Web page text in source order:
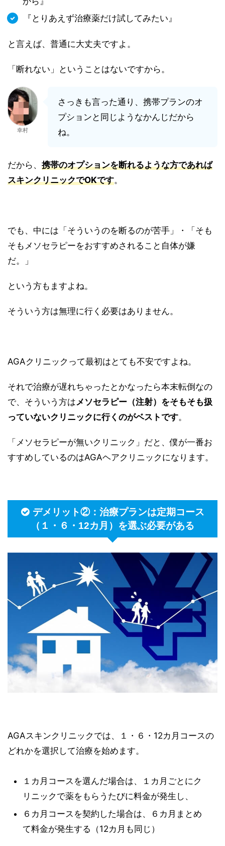
『とりあえず治療薬だけ試してみたい』
と言えば、普通に大丈夫ですよ。
「断れない」ということはないですから。
幸村
さっきも言った通り、携帯プランのオ
プションと同じようなかんじだから
ね。
だから、 携帯のオプションを断れるような方であれば
スキンクリニックでOKです。
でも、中には「そういうのを断るのが苦手」・「そも
そもメソセラピーをおすすめされること自体が嫌
だ。」
という方もますよね。
そういう方は無理に行く必要はありません。
AGAクリニックって最初はとても不安ですよね。
それで治療が遅れちゃったとかなったら本末転倒なの
で、そういう方は メソセラピー（注射）をそもそも扱
っていないクリニックに行くのがベストです。
「メソセラピーが無いクリニック」だと、僕が一番お
すすめしているのはAGAヘアクリニックになります。
デメリット②：治療プランは定期コース
（１・６・12カ月）を選ぶ必要がある
AGAスキンクリニックでは、１・６・12カ月コースの
どれかを選択して治療を始めます。
１カ月コースを選んだ場合は、１カ月ごとにク
リニックで薬をもらうたびに料金が発生し、
６カ月コースを契約した場合は、６カ月まとめ
て料金が発生する（12カ月も同じ）